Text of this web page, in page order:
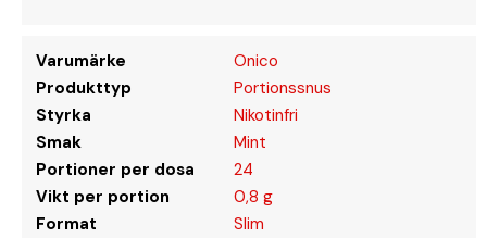
Varumärke
Onico
Produkttyp
Portionssnus
Styrka
Nikotinfri
Smak
Mint
Portioner per dosa
24
Vikt per portion
0,8 g
Format
Slim